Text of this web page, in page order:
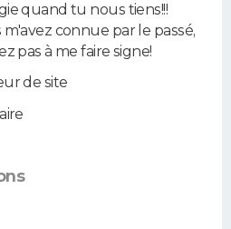
quand tu nous tiens!!!
m'avez connue par le passé,
pas à me faire signe!
de site